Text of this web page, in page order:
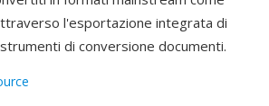
l'esportazione integrata di
di conversione documenti.